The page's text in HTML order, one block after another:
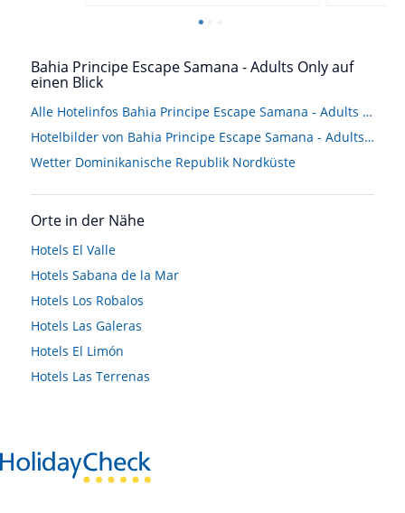
Bahia Principe Escape Samana - Adults Only auf
einen Blick
Alle Hotelinfos Bahia Principe Escape Samana - Adults Only
Hotelbilder von Bahia Principe Escape Samana - Adults Only
Wetter Dominikanische Republik Nordküste
Orte in der Nähe
Hotels El Valle
Hotels Sabana de la Mar
Hotels Los Robalos
Hotels Las Galeras
Hotels El Limón
Hotels Las Terrenas